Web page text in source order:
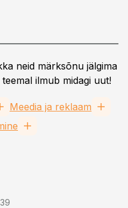
neid märksõnu jälgima
ilmub midagi uut!
Meedia ja reklaam